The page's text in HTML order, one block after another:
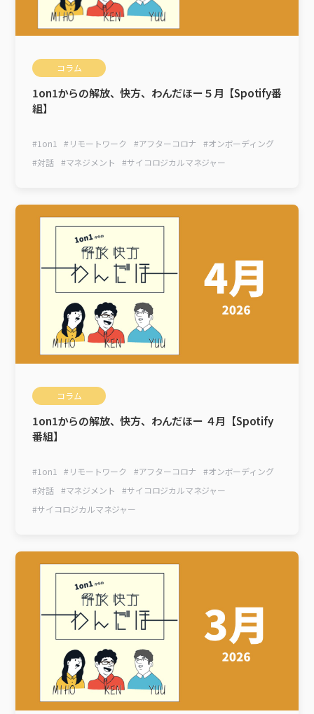
コラム
1on1からの解放、快方、わんだほー５月【Spotify番
組】
#1on1 # リモートワーク #アフターコロナ #オンボーディング
#対話 #マネジメント #サイコロジカルマネジャー
コラム
1on1からの解放、快方、わんだほー ４月【Spotify
番組】
#1on1 # リモートワーク #アフターコロナ #オンボーディング
#対話 #マネジメント #サイコロジカルマネジャー
#サイコロジカルマネジャー